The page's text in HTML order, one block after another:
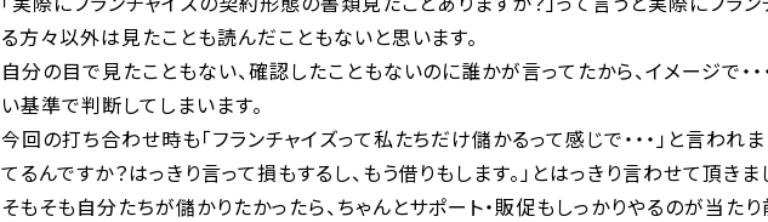
る方々以外は見たことも読んだこともないと思います。
自分の目で見たこともない、確認したこともないのに誰かが言ってたから、イメージで・
い基準で判断してしまいます。
今回の打ち合わせ時も「フランチャイズって私たちだけ儲かるって感じで・・・」と言われま
てるんですか？はっきり言って損もするし、もう借りもします。」とはっきり言わせて頂きま
そもそも自分たちが儲かりたかったら、ちゃんとサポート・販促もしっかりやるのが当たり